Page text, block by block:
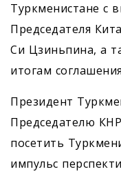
Туркменистане с
Председателя
Си Цзиньпина, а
итогам
Президент
Председателю
посетить
импульс